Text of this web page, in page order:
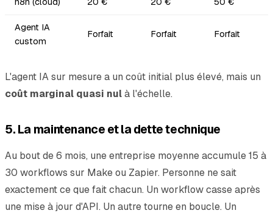
Agent IA
custom
Forfait Forfait Forfait
L'agent IA sur mesure a un coût initial plus élevé, mais un
coût marginal quasi nulà l'échelle.
5. La maintenance et la dette technique
Au bout de 6 mois, une entreprise moyenne accumule 15 à
30 workflows sur Make ou Zapier. Personne ne sait
exactement ce que fait chacun. Un workflow casse après
une mise à jour d'API. Un autre tourne en boucle. Un